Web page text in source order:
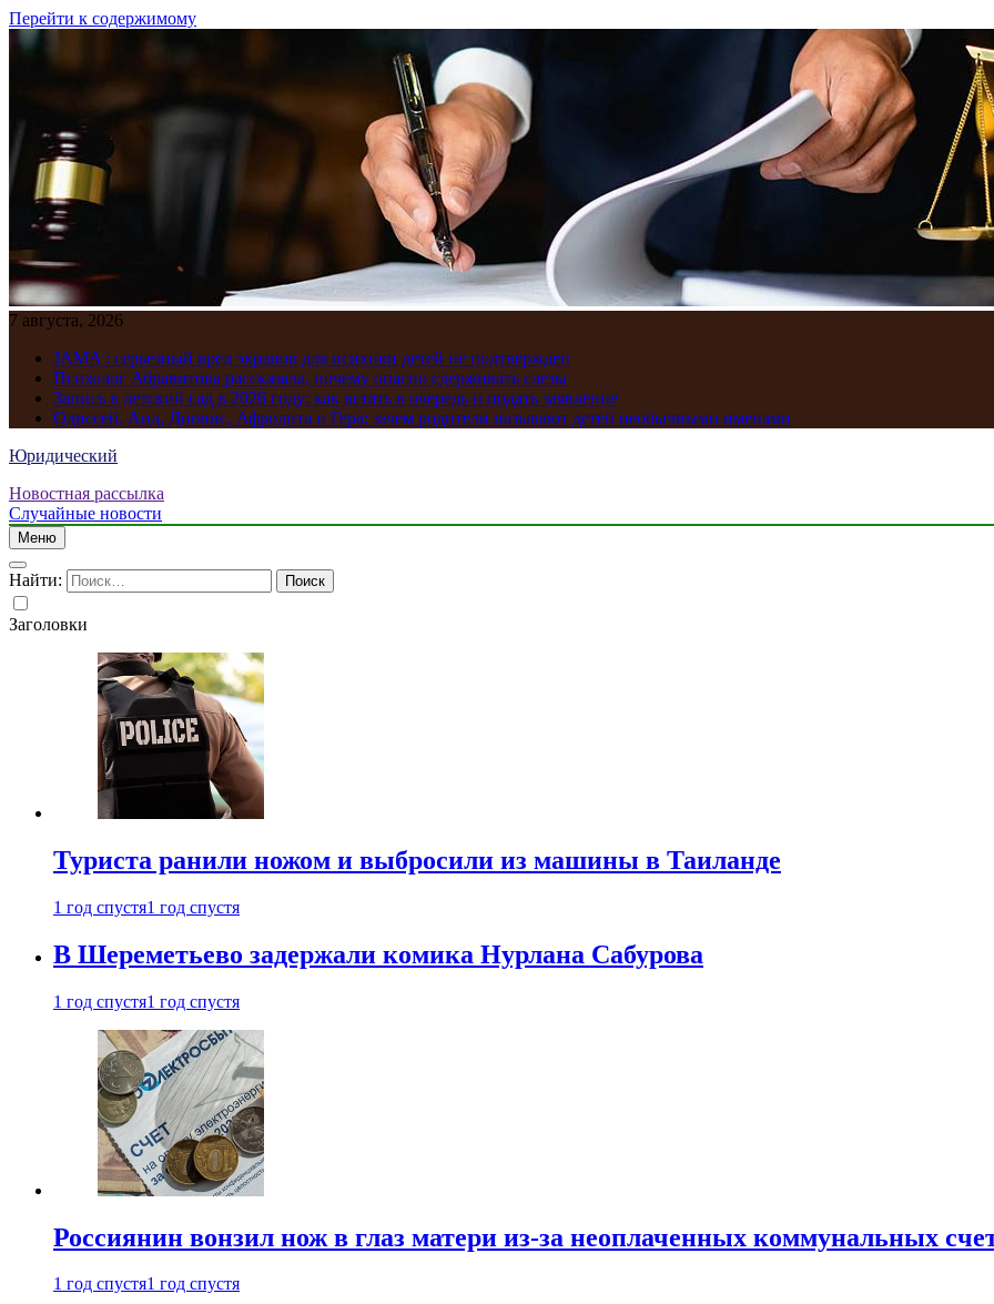
Перейти к содержимому
7 августа, 2026
JAMA : серьезный вред экранов для психики детей не подтвержден
Психолог Абравитова рассказала, почему опасно сдерживать слезы
Запись в детский сад в 2026 году: как встать в очередь и подать заявление
Одиссей, Аид, Дионис, Афродита и Гера: зачем родители называют детей необычными именами
Юридический
Новостная рассылка
Случайные новости
Меню
Найти:
Заголовки
Туриста ранили ножом и выбросили из машины в Таиланде
1 год спустя1 год спустя
В Шереметьево задержали комика Нурлана Сабурова
1 год спустя1 год спустя
Россиянин вонзил нож в глаз матери из-за неоплаченных коммунальных
1 год спустя1 год спустя